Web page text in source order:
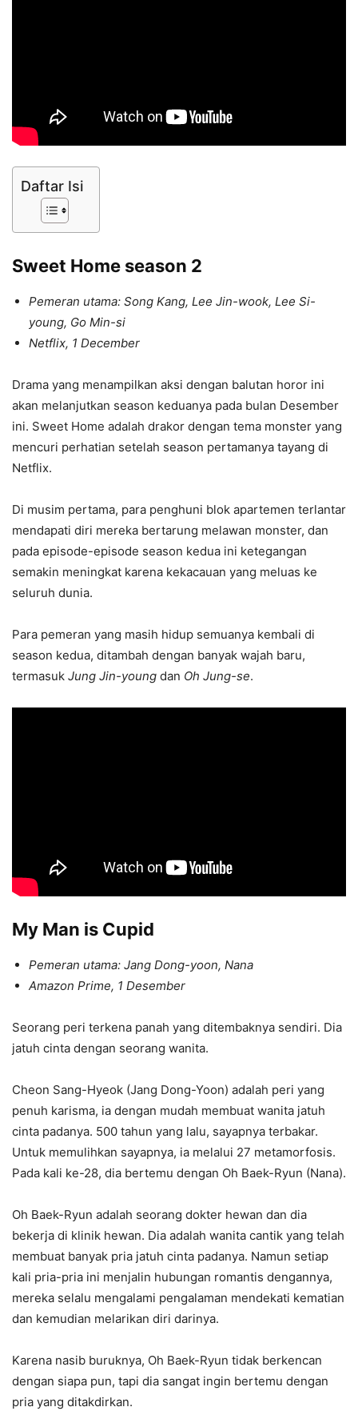
Daftar Isi
Sweet Home season 2
Pemeran utama: Song Kang, Lee Jin-wook, Lee Si-
young, Go Min-si
Netflix, 1 December
Drama yang menampilkan aksi dengan balutan horor ini
akan melanjutkan season keduanya pada bulan Desember
ini. Sweet Home adalah drakor dengan tema monster yang
mencuri perhatian setelah season pertamanya tayang di
Netflix.
Di musim pertama, para penghuni blok apartemen terlantar
mendapati diri mereka bertarung melawan monster, dan
pada episode-episode season kedua ini ketegangan
semakin meningkat karena kekacauan yang meluas ke
seluruh dunia.
Para pemeran yang masih hidup semuanya kembali di
season kedua, ditambah dengan banyak wajah baru,
termasuk Jung Jin-young dan Oh Jung-se.
My Man is Cupid
Pemeran utama: Jang Dong-yoon, Nana
Amazon Prime, 1 Desember
Seorang peri terkena panah yang ditembaknya sendiri. Dia
jatuh cinta dengan seorang wanita.
Cheon Sang-Hyeok (Jang Dong-Yoon) adalah peri yang
penuh karisma, ia dengan mudah membuat wanita jatuh
cinta padanya. 500 tahun yang lalu, sayapnya terbakar.
Untuk memulihkan sayapnya, ia melalui 27 metamorfosis.
Pada kali ke-28, dia bertemu dengan Oh Baek-Ryun (Nana).
Oh Baek-Ryun adalah seorang dokter hewan dan dia
bekerja di klinik hewan. Dia adalah wanita cantik yang telah
membuat banyak pria jatuh cinta padanya. Namun setiap
kali pria-pria ini menjalin hubungan romantis dengannya,
mereka selalu mengalami pengalaman mendekati kematian
dan kemudian melarikan diri darinya.
Karena nasib buruknya, Oh Baek-Ryun tidak berkencan
dengan siapa pun, tapi dia sangat ingin bertemu dengan
pria yang ditakdirkan.